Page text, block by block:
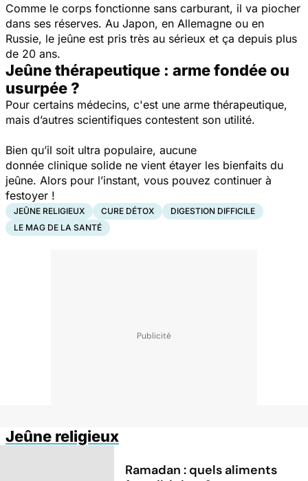
Comme le corps fonctionne sans carburant, il va piocher
dans ses réserves. Au Japon, en Allemagne ou en
Russie, le jeûne est pris très au sérieux et ça depuis plus
de 20 ans.
Jeûne thérapeutique : arme fondée ou
usurpée ?
Pour certains médecins, c'est une arme thérapeutique,
mais d’autres scientifiques contestent son utilité.
Bien qu’il soit ultra populaire, aucune
donnée clinique solide ne vient étayer les bienfaits du
jeûne. Alors pour l’instant, vous pouvez continuer à
festoyer !
JEÛNE RELIGIEUX CURE DÉTOX
DIGESTION DIFFICILE
LE MAG DE LA SANTÉ
Jeûne religieux
Ramadan : quels aliments